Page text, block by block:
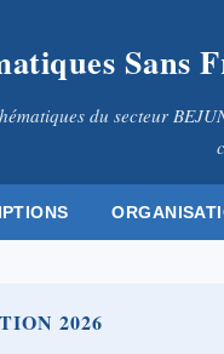
Sans
du secteur
2026